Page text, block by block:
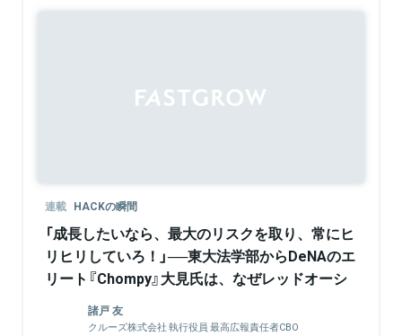
連載 HACKの瞬間
「成長したいなら、最大のリスクを取り、常にヒ
リヒリしていろ！」──東大法学部からDeNAのエ
リート『Chompy』大見氏は、なぜレッドオーシ
ャンのフードデリバリー領域で起業したのか（連
載：HACKの瞬間 第4回）
諸戸 友
クルーズ株式会社 執行役員 最高広報責任者CBO